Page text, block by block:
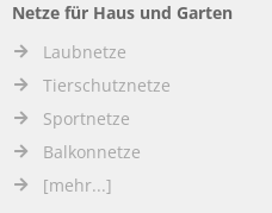
Netze für Haus und Garten
Laubnetze
Tierschutznetze
Sportnetze
Balkonnetze
[mehr...]